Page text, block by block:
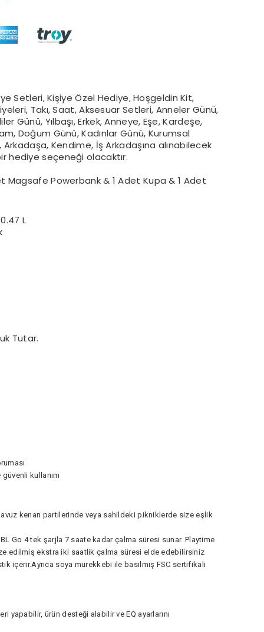
Setleri, Kişiye Özel Hediye, Hoşgeldin Kit,
Takı, Saat, Aksesuar Setleri, Anneler Günü,
Günü, Yılbaşı, Erkek, Anneye, Eşe, Kardeşe,
Doğum Günü, Kadınlar Günü, Kurumsal
Arkadaşa, Kendime, İş Arkadaşına alınabilecek
hediye seçeneği olacaktır.
Magsafe Powerbank & 1 Adet Kupa & 1 Adet
L
Tutar.
kullanım
kenarı partilerinde veya sahildeki pikniklerde size eşlik
Go 4 tek şarjla 7 saate kadar çalma süresi sunar. Playtime
edilmiş ekstra iki saatlik çalma süresi elde edebilirsiniz
içerir.Ayrıca soya mürekkebi ile basılmış FSC sertifikalı
yapabilir, ürün desteği alabilir ve EQ ayarlarını